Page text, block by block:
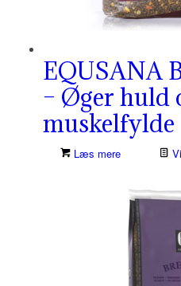
EQUSANA
– Øger huld
muskelfylde
Læs mere